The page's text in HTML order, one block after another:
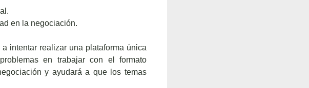
en la negociación.
intentar realizar una plataforma única
en trabajar con el formato
y ayudará a que los temas